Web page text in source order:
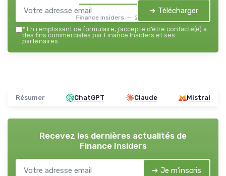
Finance Insiders — 2026
➔ Télécharger
* En remplissant ce formulaire, j’accepte d’être contacté(e) à
des fins commerciales par Finance Insiders et ses
partenaires.
Résumer ChatGPT Claude Mistral
Recevez les dernières actualités de
Finance Insiders
➔ Je m'inscris